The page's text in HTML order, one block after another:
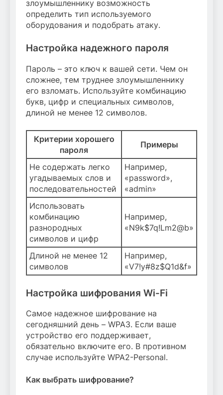
злоумышленнику возможность
определить тип используемого
оборудования и подобрать атаку.
Настройка надежного пароля
Пароль – это ключ к вашей сети. Чем он
сложнее, тем труднее злоумышленнику
его взломать. Используйте комбинацию
букв, цифр и специальных символов,
длиной не менее 12 символов.
Критерии хорошего
пароля
Примеры
Не содержать легко
угадываемых слов и
последовательностей
Например,
«password»,
«admin»
Использовать
комбинацию
разнородных
символов и цифр
Например,
«N9k$7q!Lm2@b»
Длиной не менее 12
символов
Например,
«V7!y#8z$Q1d&f»
Настройка шифрования Wi-Fi
Самое надежное шифрование на
сегодняшний день – WPA3. Если ваше
устройство его поддерживает,
обязательно включите его. В противном
случае используйте WPA2-Personal.
Как выбрать шифрование?